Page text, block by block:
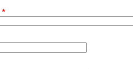
*